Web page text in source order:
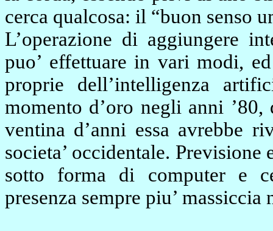
cerca qualcosa: il “buon senso
L’operazione di aggiungere
puo’ effettuare in vari modi,
proprie dell’intelligenza
momento d’oro negli anni
ventina d’anni essa avrebbe
societa’ occidentale.
sotto forma di computer e
presenza sempre piu’ massiccia